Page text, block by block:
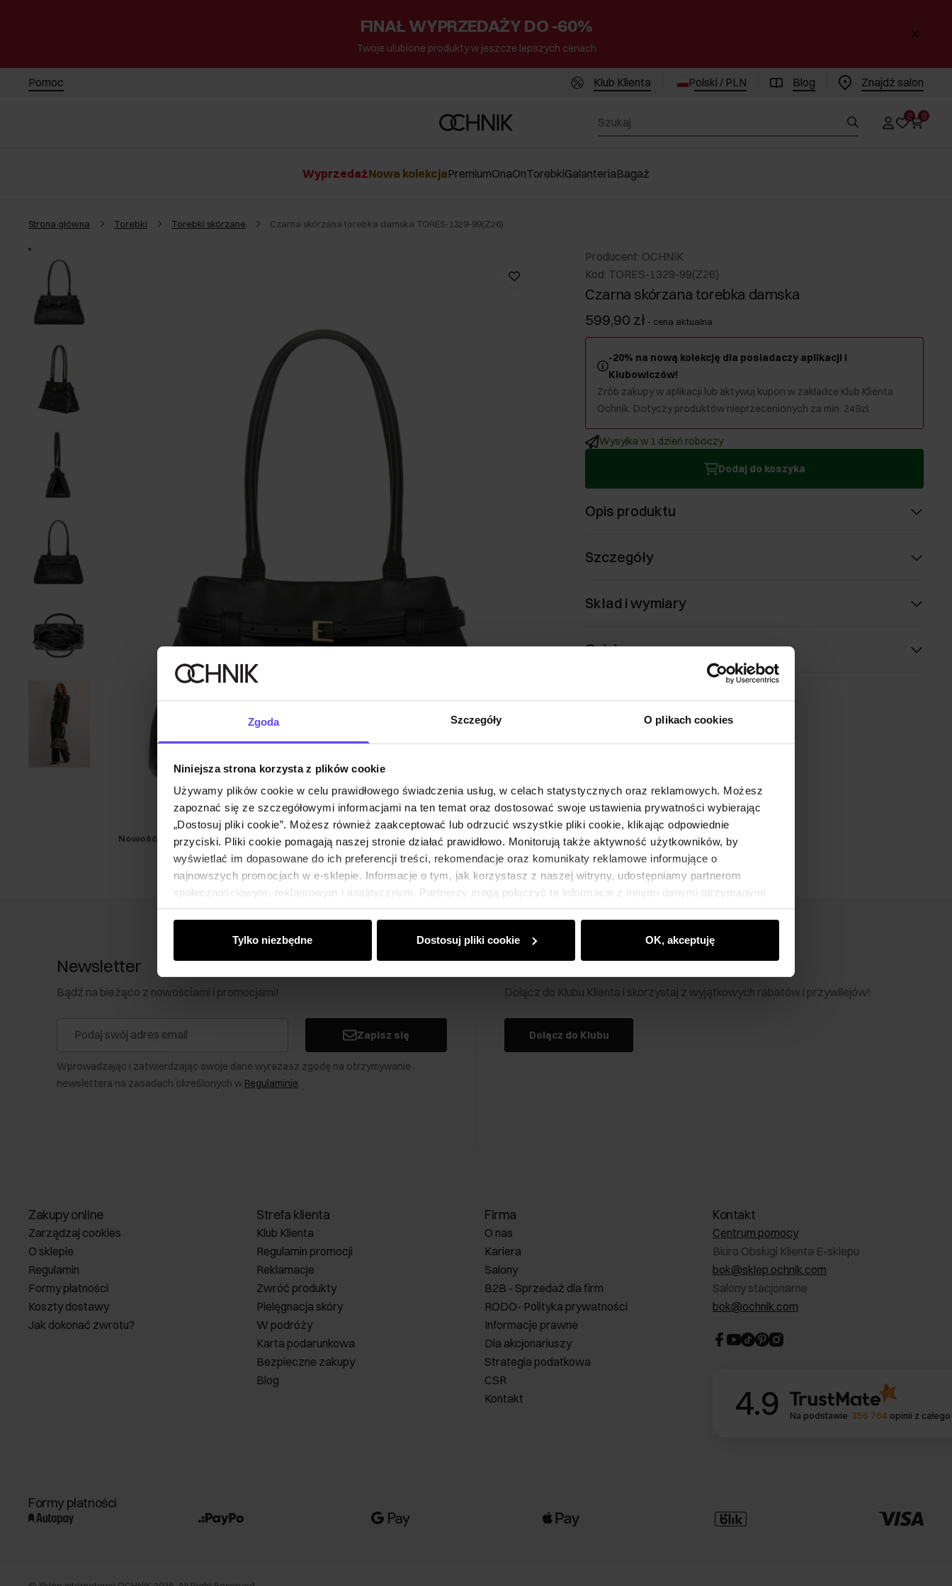
Zgoda Szczegóły O plikach cookies
Niniejsza strona korzysta z plików cookie
Używamy plików cookie w celu prawidłowego świadczenia usług, w celach statystycznych oraz reklamowych. Możesz
zapoznać się ze szczegółowymi informacjami na ten temat oraz dostosować swoje ustawienia prywatności wybierając
„Dostosuj pliki cookie”. Możesz również zaakceptować lub odrzucić wszystkie pliki cookie, klikając odpowiednie
przyciski. Pliki cookie pomagają naszej stronie działać prawidłowo. Monitorują także aktywność użytkowników, by
wyświetlać im dopasowane do ich preferencji treści, rekomendacje oraz komunikaty reklamowe informujące o
najnowszych promocjach w e-sklepie. Informacje o tym, jak korzystasz z naszej witryny, udostępniamy partnerom
społecznościowym, reklamowym i analitycznym. Partnerzy mogą połączyć te informacje z innymi danymi otrzymanymi
od Ciebie lub uzyskanymi podczas korzystania z ich usług.
Tylko niezbędne Dostosuj pliki cookie OK, akceptuję
FINAŁ WYPRZEDAŻY DO -60%
Twoje ulubione produkty w jeszcze lepszych cenach
Pomoc Klub Klienta Polski / PLN Blog Znajdż salon
0 0
WyprzedażNowa kolekcjaPremiumOnaOnTorebkiGalanteriaBagaż
Strona główna Torebki Torebki skórzane Czarna skórzana torebka damska TORES-1329-99(Z26)
Nowość NEW20
Producent: OCHNIK
Kod: TORES-1329-99(Z26)
Czarna skórzana torebka damska
599,90 zł - cena aktualna
-20% na nową kolekcję dla posiadaczy aplikacji i
Klubowiczów!
Zrób zakupy w aplikacji lub aktywuj kupon w zakładce Klub Klienta
Ochnik. Dotyczy produktów nieprzecenionych za min. 249zł.
Wysyłka w 1 dzień roboczy
Dodaj do koszyka
Opis produktu
Szczegóły
Skład i wymiary
Opinie
Newsletter
Bądź na bieżąco z nowościami i promocjami!
Zapisz się
Wprowadzając i zatwierdzając swoje dane wyrażasz zgodę na otrzymywanie
newslettera na zasadach określonych w Regulaminie.
Klub Klienta Ochnik
Dołącz do Klubu Klienta i skorzystaj z wyjątkowych rabatów i przywilejów!
Dołącz do Klubu
Zakupy online
Zarządzaj cookies
O sklepie
Regulamin
Formy płatności
Koszty dostawy
Jak dokonać zwrotu?
Strefa klienta
Klub Klienta
Regulamin promocji
Reklamacje
Zwróć produkty
Pielęgnacja skóry
W podróży
Karta podarunkowa
Bezpieczne zakupy
Blog
Firma
O nas
Kariera
Salony
B2B - Sprzedaż dla firm
RODO- Polityka prywatności
Informacje prawne
Dla akcjonariuszy
Strategia podatkowa
CSR
Kontakt
Kontakt
Centrum pomocy
Biuro Obsługi Klienta E-sklepu
bok@sklep.ochnik.com
Salony stacjonarne
bok@ochnik.com
4.9 Na podstawie 356 764 opinii z
Formy płatności